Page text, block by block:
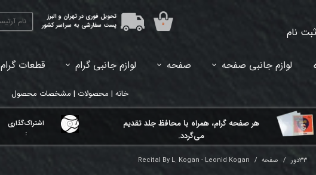
ثبت نام
حساب کاربری
تحویل فوری در تهران و البرز
پست سفارشی به سراسر کشور
۰
لوازم جانبی صفحه صفحه لوازم جانبی گرام قطعات گرام
خانه | محصولات | مشخصات محصول
هر ​صفحه گرام، همراه با محافظ جلد تقدیم
می‌گردد.
اشتراک‌گذاری
:
33دور صفحه Recital By L. Kogan - Leonid Kogan